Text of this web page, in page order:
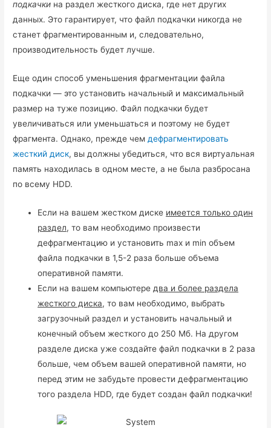
подкачки на раздел жесткого диска, где нет других
данных. Это гарантирует, что файл подкачки никогда не
станет фрагментированным и, следовательно,
производительность будет лучше.
Еще один способ уменьшения фрагментации файла
подкачки — это установить начальный и максимальный
размер на туже позицию. Файл подкачки будет
увеличиваться или уменьшаться и поэтому не будет
фрагмента. Однако, прежде чем дефрагментировать
жесткий диск, вы должны убедиться, что вся виртуальная
память находилась в одном месте, а не была разбросана
по всему HDD.
Если на вашем жестком диске имеется только один
раздел, то вам необходимо произвести
дефрагментацию и установить max и min объем
файла подкачки в 1,5-2 раза больше объема
оперативной памяти.
Если на вашем компьютере два и более раздела
жесткого диска, то вам необходимо, выбрать
загрузочный раздел и установить начальный и
конечный объем жесткого до 250 Мб. На другом
разделе диска уже создайте файл подкачки в 2 раза
больше, чем объем вашей оперативной памяти, но
перед этим не забудьте провести дефрагментацию
того раздела HDD, где будет создан файл подкачки!